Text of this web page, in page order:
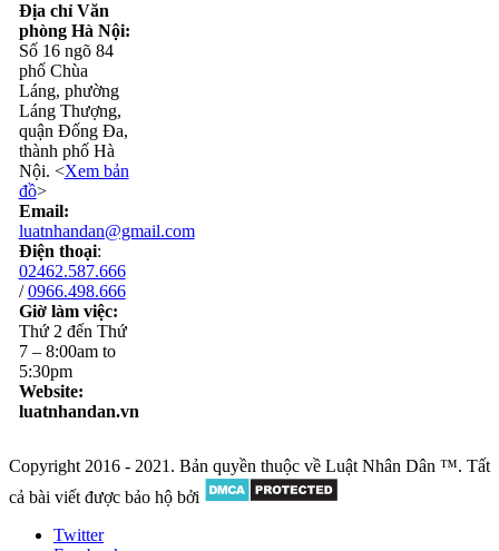
Địa chỉ Văn
phòng Hà Nội:
Số 16 ngõ 84
phố Chùa
Láng, phường
Láng Thượng,
quận Đống Đa,
thành phố Hà
Nội. <Xem bản
đồ>
Email:
luatnhandan@gmail.com
Điện thoại:
02462.587.666
/0966.498.666
Giờ làm việc:
Thứ 2 đến Thứ
7 – 8:00am to
5:30pm
Website:
luatnhandan.vn
Copyright 2016 - 2021. Bản quyền thuộc về Luật Nhân Dân ™. Tất
cả bài viết được bảo hộ bởi
Twitter